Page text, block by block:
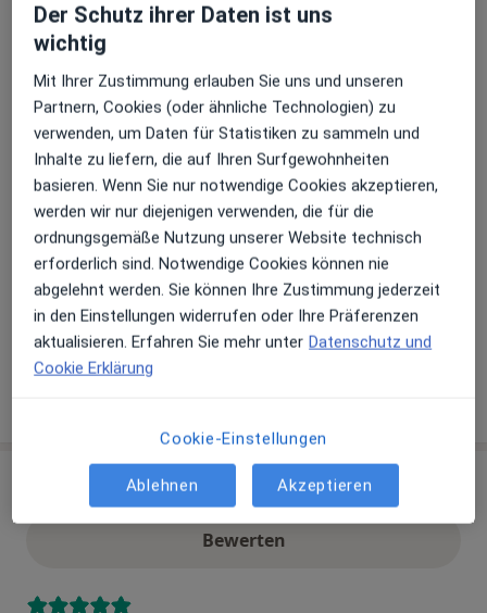
Verfügbarkeit
Dr. med. dent. Ralf Angermaier bietet an diesem
Standort über Jameda keine Online-
Terminbuchung an
Zahlungsmodalitäten (private Besuche)
Akzeptierte Versicherungen
Details
Telefonnummer
08041...Telefonnummer anzeigen
08041...Telefonnummer anzeigen
Erfahrungen
Bewerten
Der Schutz ihrer Daten ist uns
wichtig
Mit Ihrer Zustimmung erlauben Sie uns und unseren
Partnern, Cookies (oder ähnliche Technologien) zu
verwenden, um Daten für Statistiken zu sammeln und
Inhalte zu liefern, die auf Ihren Surfgewohnheiten
basieren. Wenn Sie nur notwendige Cookies akzeptieren,
werden wir nur diejenigen verwenden, die für die
ordnungsgemäße Nutzung unserer Website technisch
erforderlich sind. Notwendige Cookies können nie
abgelehnt werden. Sie können Ihre Zustimmung jederzeit
in den Einstellungen widerrufen oder Ihre Präferenzen
aktualisieren. Erfahren Sie mehr unter Datenschutz und
Cookie Erklärung
Cookie-Einstellungen
Ablehnen Akzeptieren